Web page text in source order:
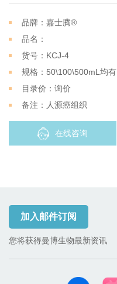
品牌：嘉士腾®
品名：
货号：KCJ-4
规格：50\100\500mL均有
目录价：询价
备注： 人源癌组织
在线咨询
加入邮件订阅
您将获得曼博生物最新资讯